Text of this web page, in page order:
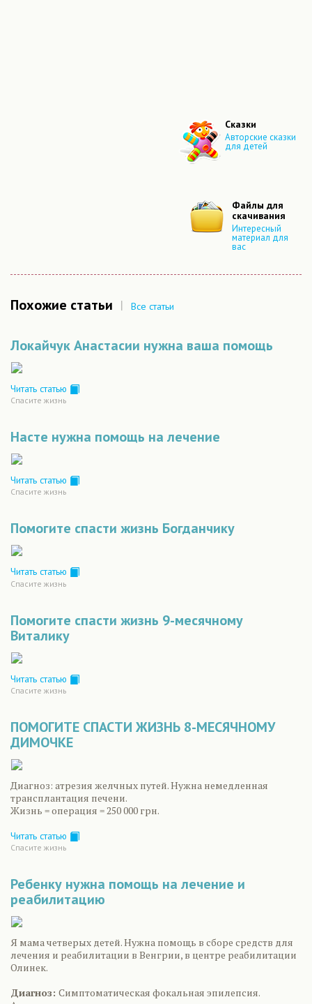
Сказки
Авторские сказки
для детей
Файлы для
скачивания
Интересный
материал для
вас
Похожие статьи | Все статьи
Локайчук Анастасии нужна ваша помощь
Читать статью
Спасите жизнь
Насте нужна помощь на лечение
Читать статью
Спасите жизнь
Помогите спасти жизнь Богданчику
Читать статью
Спасите жизнь
Помогите спасти жизнь 9-месячному
Виталику
Читать статью
Спасите жизнь
ПОМОГИТЕ СПАСТИ ЖИЗНЬ 8-МЕСЯЧНОМУ
ДИМОЧКЕ
Диагноз: атрезия желчных путей. Нужна немедленная
трансплантация печени.
Жизнь = операция = 250 000 грн.
Читать статью
Спасите жизнь
Ребенку нужна помощь на лечение и
реабилитацию
Я мама четверых детей. Нужна помощь в сборе средств для
лечения и реабилитации в Венгрии, в центре реабилитации
Олинек.
Диагноз: Симптоматическая фокальная эпилепсия.